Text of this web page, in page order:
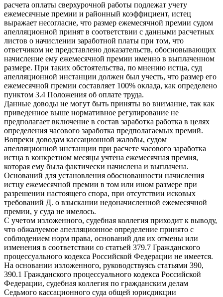
расчета оплаты сверхурочной работы подлежат учету
ежемесячные премии и районный коэффициент, истец
выражает несогласие, что размер ежемесячной премии судом
апелляционной принят в соответствии с данными расчетных
листов о начислении заработной платы при том, что
ответчиком не представлено доказательств, обосновывающих
начисление ему ежемесячной премии именно в выплаченном
размере. При таких обстоятельства, по мнению истца, суд
апелляционной инстанции должен был учесть, что размер его
ежемесячной премии составляет 100% оклада, как определено
пунктом 3.4 Положения об оплате труда.
Данные доводы не могут быть приняты во внимание, так как
приведенное выше нормативное регулирование не
предполагает включение в состав заработка работка в целях
определения часового заработка предполагаемых премий.
Вопреки доводам кассационной жалобы, судом
апелляционной инстанции при расчете часового заработка
истца в конкретном месяцы учтена ежемесячная премия,
которая ему была фактически начислена и выплачена.
Оснований для установления обоснованности начисления
истцу ежемесячной премии в том или ином размере при
разрешении настоящего спора, при отсутствии исковых
требований Д. о взыскании недоначисленной ежемесячной
премии, у суда не имелось.
С учетом изложенного, судебная коллегия приходит к выводу,
что обжалуемое апелляционное определение принято с
соблюдением норм права, оснований для их отмены или
изменения в соответствии со статьей 379.7 Гражданского
процессуального кодекса Российской Федерации не имеется.
На основании изложенного, руководствуясь статьями 390,
390.1 Гражданского процессуального кодекса Российской
Федерации, судебная коллегия по гражданским делам
Седьмого кассационного суда общей юрисдикции